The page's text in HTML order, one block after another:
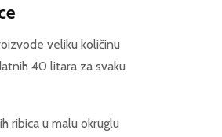
veliku količinu
40 litara za svaku
ribica u malu okruglu